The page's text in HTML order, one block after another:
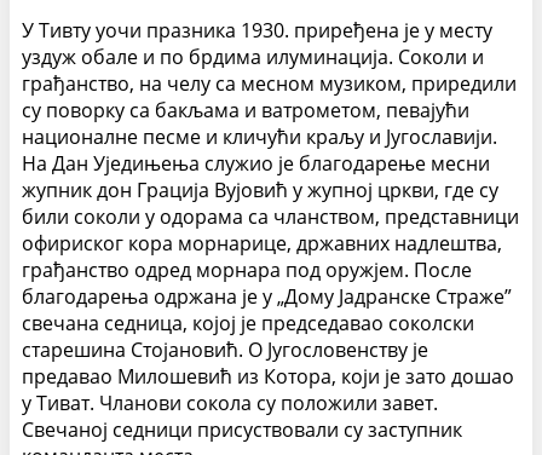
У Тивту уочи празника 1930. приређена је у месту
уздуж обале и по брдима илуминација. Соколи и
грађанство, на челу са месном музиком, приредили
су поворку са бакљама и ватрометом, певајући
националне песме и кличући краљу и Југославији.
На Дан Уједињења служио је благодарење месни
жупник дон Грација Вујовић у жупној цркви, где су
били соколи у одорама са чланством, представници
офириског кора морнарице, државних надлештва,
грађанство одред морнара под оружјем. После
благодарења одржана је у „Дому Јадранске Страже”
свечана седница, којој је председавао соколски
старешина Стојановић. О Југословенству је
предавао Милошевић из Котора, који је зато дошао
у Тиват. Чланови сокола су положили завет.
Свечаној седници присуствовали су заступник